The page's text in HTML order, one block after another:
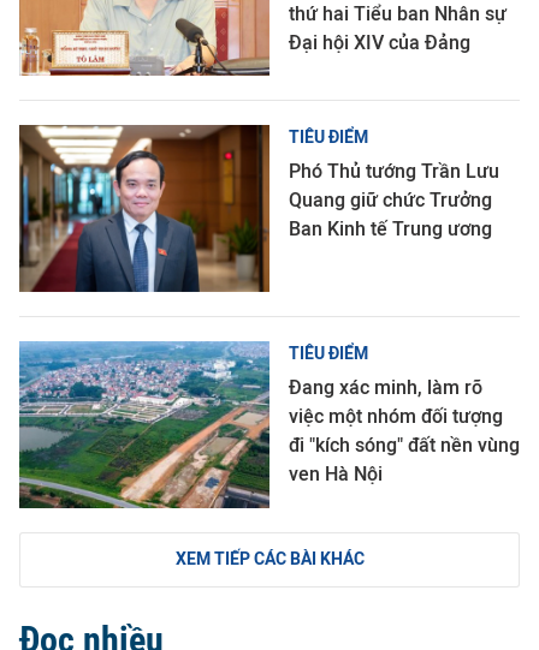
thứ hai Tiểu ban Nhân sự
Đại hội XIV của Đảng
TIÊU ĐIỂM
Phó Thủ tướng Trần Lưu
Quang giữ chức Trưởng
Ban Kinh tế Trung ương
TIÊU ĐIỂM
Đang xác minh, làm rõ
việc một nhóm đối tượng
đi "kích sóng" đất nền vùng
ven Hà Nội
XEM TIẾP CÁC BÀI KHÁC
Đọc nhiều